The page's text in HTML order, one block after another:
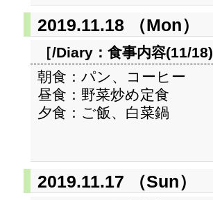
2019.11.18 （Mon）
［/Diary： 食事内容(11/18)
朝食：パン、コーヒー
昼食：野菜炒め定食
夕食：ご飯、白菜鍋
2019.11.17 （Sun）